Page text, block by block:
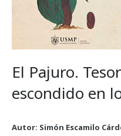
El Pajuro.
escondido en
Autor: Simón Escamilo